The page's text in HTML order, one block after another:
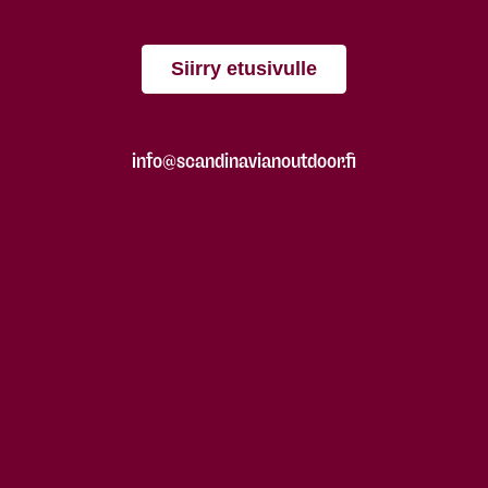
Siirry etusivulle
info@scandinavianoutdoor.fi